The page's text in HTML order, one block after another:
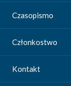
Czasopismo
Członkostwo
Kontakt